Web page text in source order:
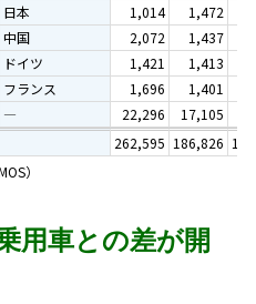
日本 1,014 1,472
中国 2,072 1,437
ドイツ 1,421 1,413
フランス 1,696 1,401
― 22,296 17,105
262,595 186,826
）
用車との差が開